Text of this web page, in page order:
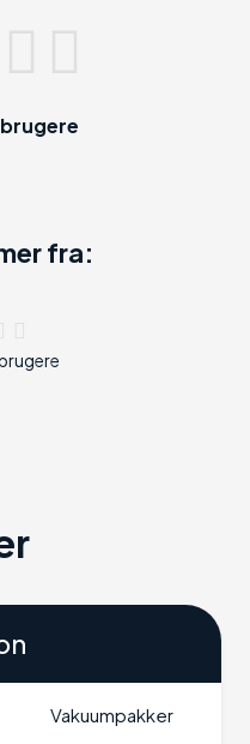
brugere
fra:
Vakuumpakker